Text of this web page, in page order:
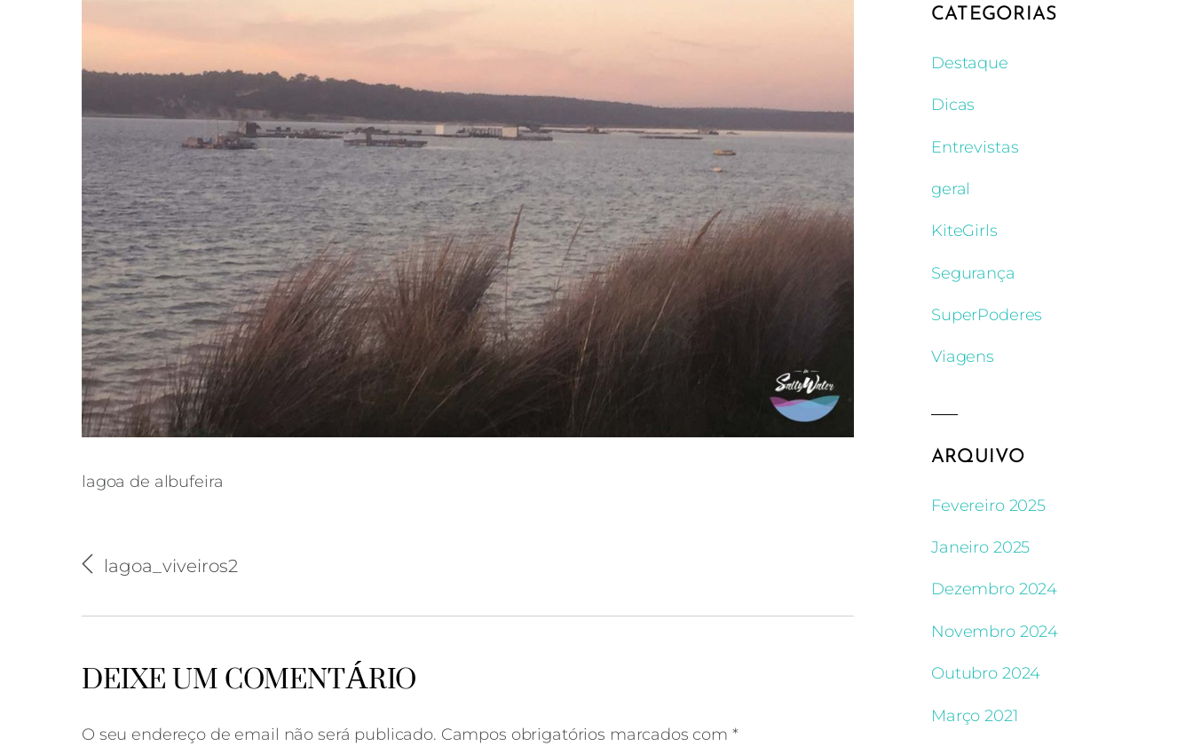
lagoa de albufeira
lagoa_viveiros2
DEIXE UM COMENTÁRIO
O seu endereço de email não será publicado. Campos obrigatórios marcados com *
CATEGORIAS
Destaque
Dicas
Entrevistas
geral
KiteGirls
Segurança
SuperPoderes
Viagens
ARQUIVO
Fevereiro 2025
Janeiro 2025
Dezembro 2024
Novembro 2024
Outubro 2024
Março 2021